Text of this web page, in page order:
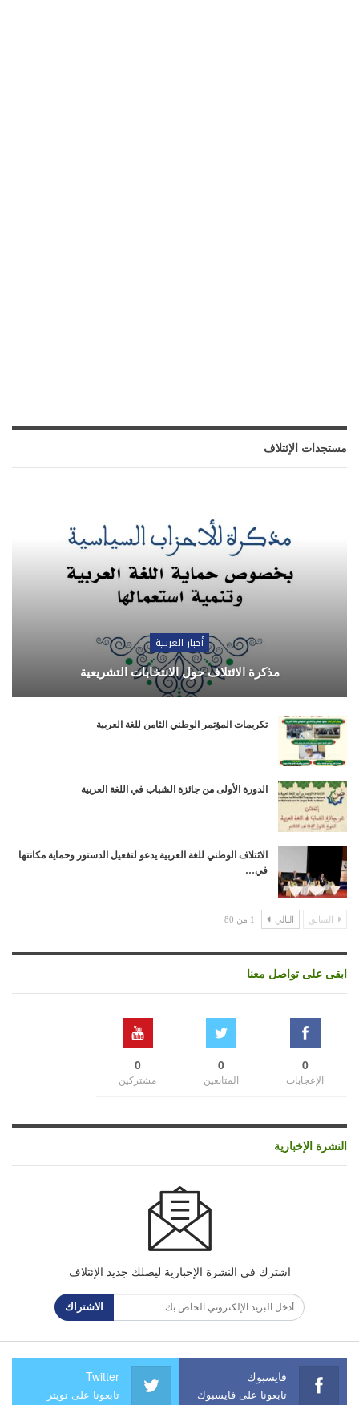
مستجدات الإئتلاف
أخبار العربية
مذكرة الائتلاف حول الانتخابات التشريعية
تكريمات المؤتمر الوطني الثامن للغة العربية
الدورة الأولى من جائزة الشباب في اللغة العربية
الائتلاف الوطني للغة العربية يدعو لتفعيل الدستور وحماية مكانتها
في…
السابق التالي 1 من 80
ابقى على تواصل معنا
0
الإعجابات
0
المتابعين
0
مشتركين
النشرة الإخبارية
اشترك في النشرة الإخبارية ليصلك جديد الإئتلاف
الاشتراك
فايسبوك
تابعونا على فايسبوك
Twitter
تابعونا على تويتر